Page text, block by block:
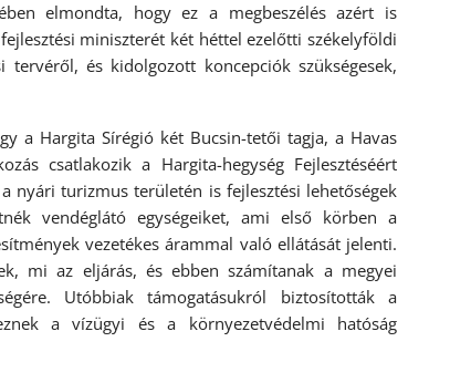
elmondta, hogy ez a megbeszélés azért is
miniszterét két héttel ezelőtti székelyföldi
tervéről, és kidolgozott koncepciók szükségesek,
a Hargita Sírégió két Bucsin-tetői tagja, a Havas
csatlakozik a Hargita-hegység Fejlesztéséért
nyári turizmus területén is fejlesztési lehetőségek
vendéglátó egységeiket, ami első körben a
vezetékes árammal való ellátását jelenti.
mi az eljárás, és ebben számítanak a megyei
Utóbbiak támogatásukról biztosították a
a vízügyi és a környezetvédelmi hatóság